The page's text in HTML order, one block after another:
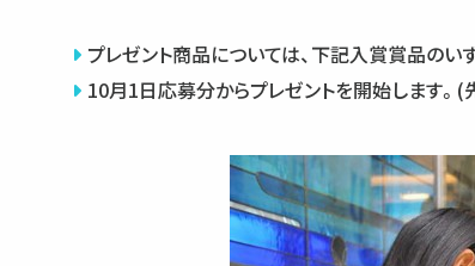
プレゼント商品については、下記入賞賞品の
10月1日応募分からプレゼントを開始します。